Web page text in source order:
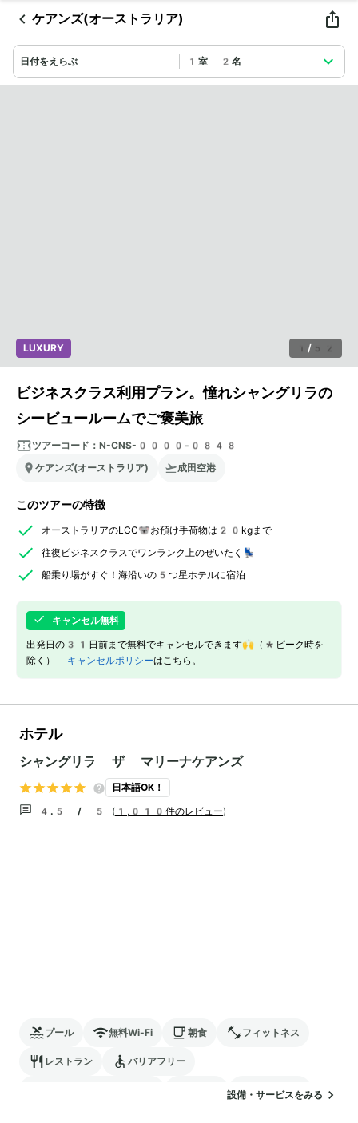
ケアンズ(オーストラリア)
日付をえらぶ 1室 2名
1 / 52
LUXURY
ビジネスクラス利用プラン。憧れシャングリラの
シービュールームでご褒美旅
ツアーコード： N-CNS-0000-0848
ケアンズ(オーストラリア)
成田空港
このツアーの特徴
オーストラリアのLCC🐨お預け手荷物は20kgまで
往復ビジネスクラスでワンランク上のぜいたく💺
船乗り場がすぐ！海沿いの5つ星ホテルに宿泊
キャンセル無料
出発日の31日前まで無料でキャンセルできます🙌（*ピーク時を
除く） キャンセルポリシーはこちら。
ホテル
シャングリラ ザ マリーナケアンズ
日本語OK！
4.5 / 5 ( 1,010件のレビュー)
プール 無料Wi-Fi 朝食 フィットネス
レストラン バリアフリー
ランドリー
設備・サービスをみる